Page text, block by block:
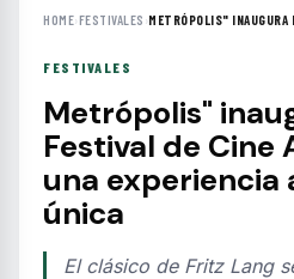
HOME›FESTIVALES ›METRÓPOLIS"
FESTIVALES
Metrópolis"
Festival de Cine
una experiencia
única
El clásico de Fritz Lang